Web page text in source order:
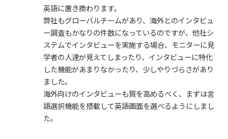
英語に置き換わります。
弊社もグローバルチームがあり、海外とのインタビュ
ー調査もかなりの件数になっているのですが、他社シ
ステムでインタビューを実施する場合、モニターに見
学者の人達が見えてしまったり、インタビューに特化
した機能があまりなかったり、少しやりづらさがあり
ました。
海外向けのインタビューも質を高めるべく、まずは言
語選択機能を搭載して英語画面を選べるようにしまし
た。